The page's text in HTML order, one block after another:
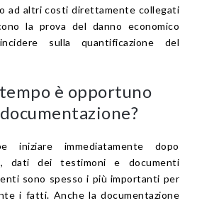
ad altri costi direttamente collegati
la prova del danno economico
sulla quantificazione del
è opportuno
iniziare immediatamente dopo
dati dei testimoni e documenti
sono spesso i più importanti per
i fatti. Anche la documentazione